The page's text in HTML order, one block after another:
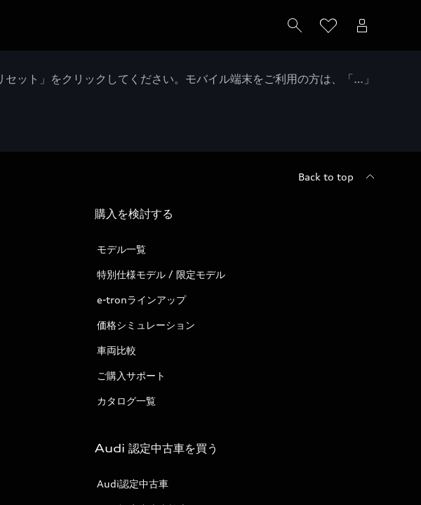
ット」をクリックしてください。モバイル端末をご利用の方は、「…」
Back to top
購入を検討する
モデル一覧
特別仕様モデル / 限定モデル
e-tronラインアップ
価格シミュレーション
車両比較
ご購入サポート
カタログ一覧
Audi 認定中古車を買う
Audi認定中古車